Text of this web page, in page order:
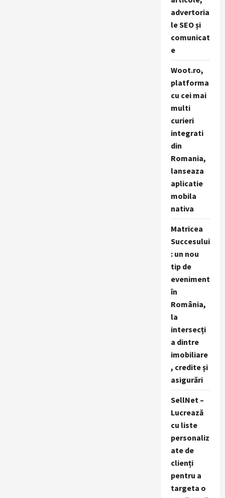
advertoria
le SEO și
comunicat
e
Woot.ro,
platforma
cu cei mai
multi
curieri
integrati
din
Romania,
lanseaza
aplicatie
mobila
nativa
Matricea
Succesului
: un nou
tip de
eveniment
în
România,
la
intersecți
a dintre
imobiliare
, credite și
asigurări
SellNet –
Lucrează
cu liste
personaliz
ate de
clienți
pentru a
targeta o